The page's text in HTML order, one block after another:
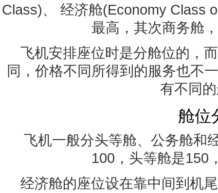
Class)、 经济舱(Economy Class
最高，其次商务舱
飞机安排座位时是分舱位的，
同，价格不同所得到的服务也不
有不同
舱位
飞机一般分头等舱、公务舱和
100，头等舱是150
经济舱的座位设在靠中间到机